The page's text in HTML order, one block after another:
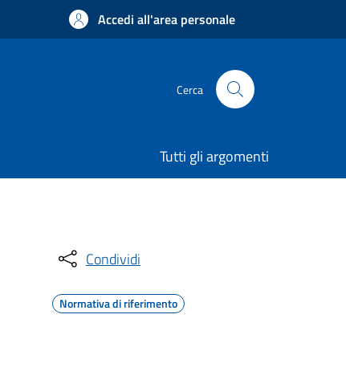
Accedi all'area personale
Cerca
Tutti gli argomenti
Condividi
Normativa di riferimento